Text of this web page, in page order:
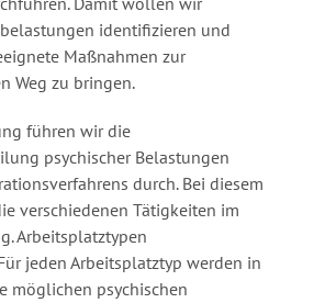
identifizieren und
Maßnahmen zur
Weg zu bringen.
führen wir die
psychischer Belastungen
durch. Bei diesem
verschiedenen Tätigkeiten im
Arbeitsplatztypen
jeden Arbeitsplatztyp werden in
möglichen psychischen